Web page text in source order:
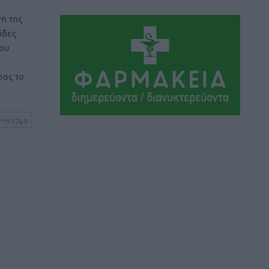
της
το
πριν 7 ώρες
Βασίλης Υψηλάντης: Ξεμπλοκάρει η
έκδοση και παραχώρηση οριστικών
τίτλων κυριότητας για 224 εργατικές
κατοικίες στη Ρόδο